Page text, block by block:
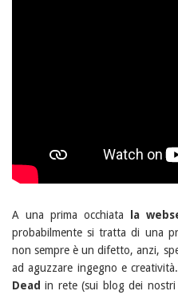
A una prima occhiata la
probabilmente si tratta di una
non sempre è un difetto, anzi,
ad aguzzare ingegno e
Dead in rete (sui blog dei